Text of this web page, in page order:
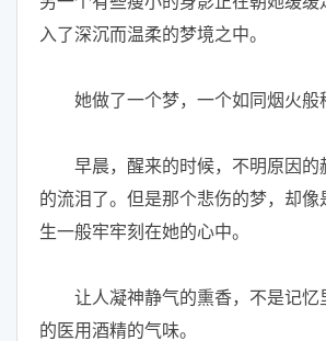
入了深沉而温柔的梦境之中。
她做了一个梦，一个如同烟火般
早晨，醒来的时候，不明原因的
的流泪了。但是那个悲伤的梦，却像
生一般牢牢刻在她的心中。
让人凝神静气的熏香，不是记忆
的医用酒精的气味。